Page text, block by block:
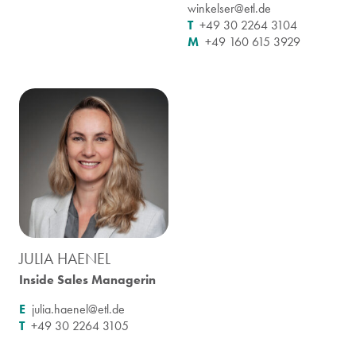
winkelser@etl.de
T +49 30 2264 3104
M +49 160 615 3929
JULIA HAENEL
Inside Sales Managerin
E julia.haenel@etl.de
T +49 30 2264 3105